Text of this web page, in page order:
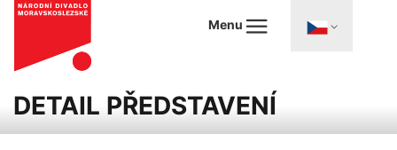
Menu
DETAIL PŘEDSTAVENÍ